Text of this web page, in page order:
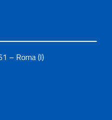
– Roma (I)